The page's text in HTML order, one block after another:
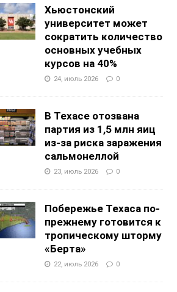
Хьюстонский
университет может
сократить количество
основных учебных
курсов на 40%
24, июль 2026 0
В Техасе отозвана
партия из 1,5 млн яиц
из-за риска заражения
сальмонеллой
23, июль 2026 0
Побережье Техаса по-
прежнему готовится к
тропическому шторму
«Берта»
22, июль 2026 0